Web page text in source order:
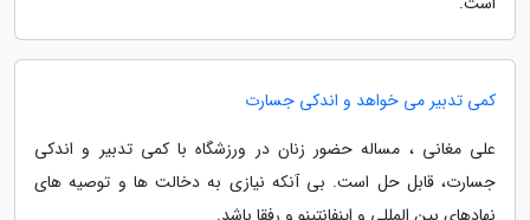
کمی تدبیر می خواهد و اندکی جسارت
علی مغانی ، مساله حضور زنان در ورزشگاه با کمی تدبیر و اندکی
جسارت، قابل حل است. بی آنکه نیازی به دخالت ها و توصیه های